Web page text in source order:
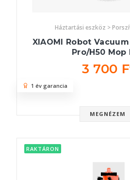
Háztartási eszköz >
XIAOMI Robot
Pro/H50 Mop
3 700
MEGNÉZEM
1 év garancia
RAKTÁRON